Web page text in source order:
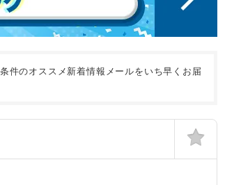
件のオススメ新着情報メールをいち早くお届